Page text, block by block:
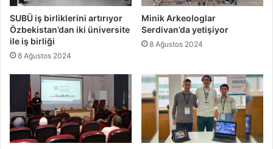
SUBÜ iş birliklerini artırıyor
Özbekistan’dan iki üniversite
ile iş birliği
8 Ağustos 2024
Minik Arkeologlar
Serdivan’da yetişiyor
8 Ağustos 2024